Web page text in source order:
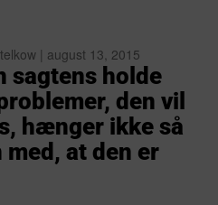
| august 13, 2015
sagtens holde
den vil
hænger ikke så
med, at den er